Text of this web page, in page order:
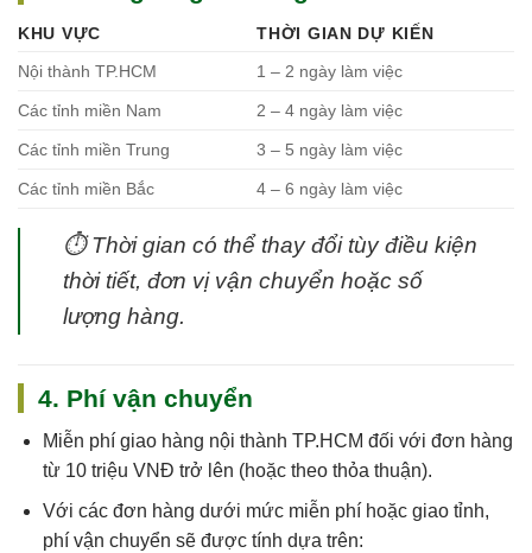
KHU VỰC
THỜI GIAN DỰ KIẾN
Nội thành TP.HCM
1 – 2 ngày làm việc
Các tỉnh miền Nam 2 – 4 ngày làm việc
Các tỉnh miền Trung 3 – 5 ngày làm việc
Các tỉnh miền Bắc 4 – 6 ngày làm việc
⏱Thời gian có thể thay đổi tùy điều kiện
thời tiết, đơn vị vận chuyển hoặc số
lượng hàng.
4. Phí vận chuyển
Miễn phí giao hàng nội thành TP.HCM đối với đơn hàng
từ 10 triệu VNĐ trở lên (hoặc theo thỏa thuận).
Với các đơn hàng dưới mức miễn phí hoặc giao tỉnh,
phí vận chuyển sẽ được tính dựa trên: